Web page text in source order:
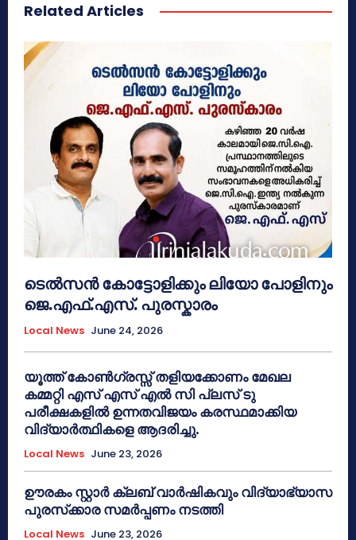
Related Articles
ടെൽസൻ കോട്ടോളിക്കും ലിയോ പോളിനും
ജെ.എഫ്.എസ്. പുരസ്കാരം
Local News June 24, 2026
യൂത്ത് കോൺഗ്രസ്സ് തളിയക്കോണം മേഖല
കമ്മറ്റി എസ് എസ് എൽ സി പ്ലസ് ടു
പരീക്ഷകളിൽ ഉന്നതവിജയം കരസ്ഥമാക്കിയ
വിദ്യാർത്ഥികളെ ആദരിച്ചു.
Local News June 23, 2026
ഊരകം സ്റ്റാർ ക്ലബ് വാർഷികവും വിദ്യാഭ്യാസ
പുരസ്‌ക്കാര സമർപ്പണം നടത്തി
Local News June 23, 2026